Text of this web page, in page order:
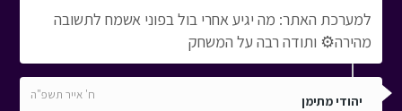
למערכת האתר: מה יגיע אחרי בול בפוני אשמח לתשובה
מהירה⚙ ותודה רבה על המשחק
יהודי מתימן ח' אייר תשפ"ה